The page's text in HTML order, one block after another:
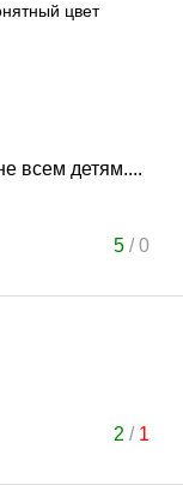
цвет
всем детям....
5/0
2 / 1